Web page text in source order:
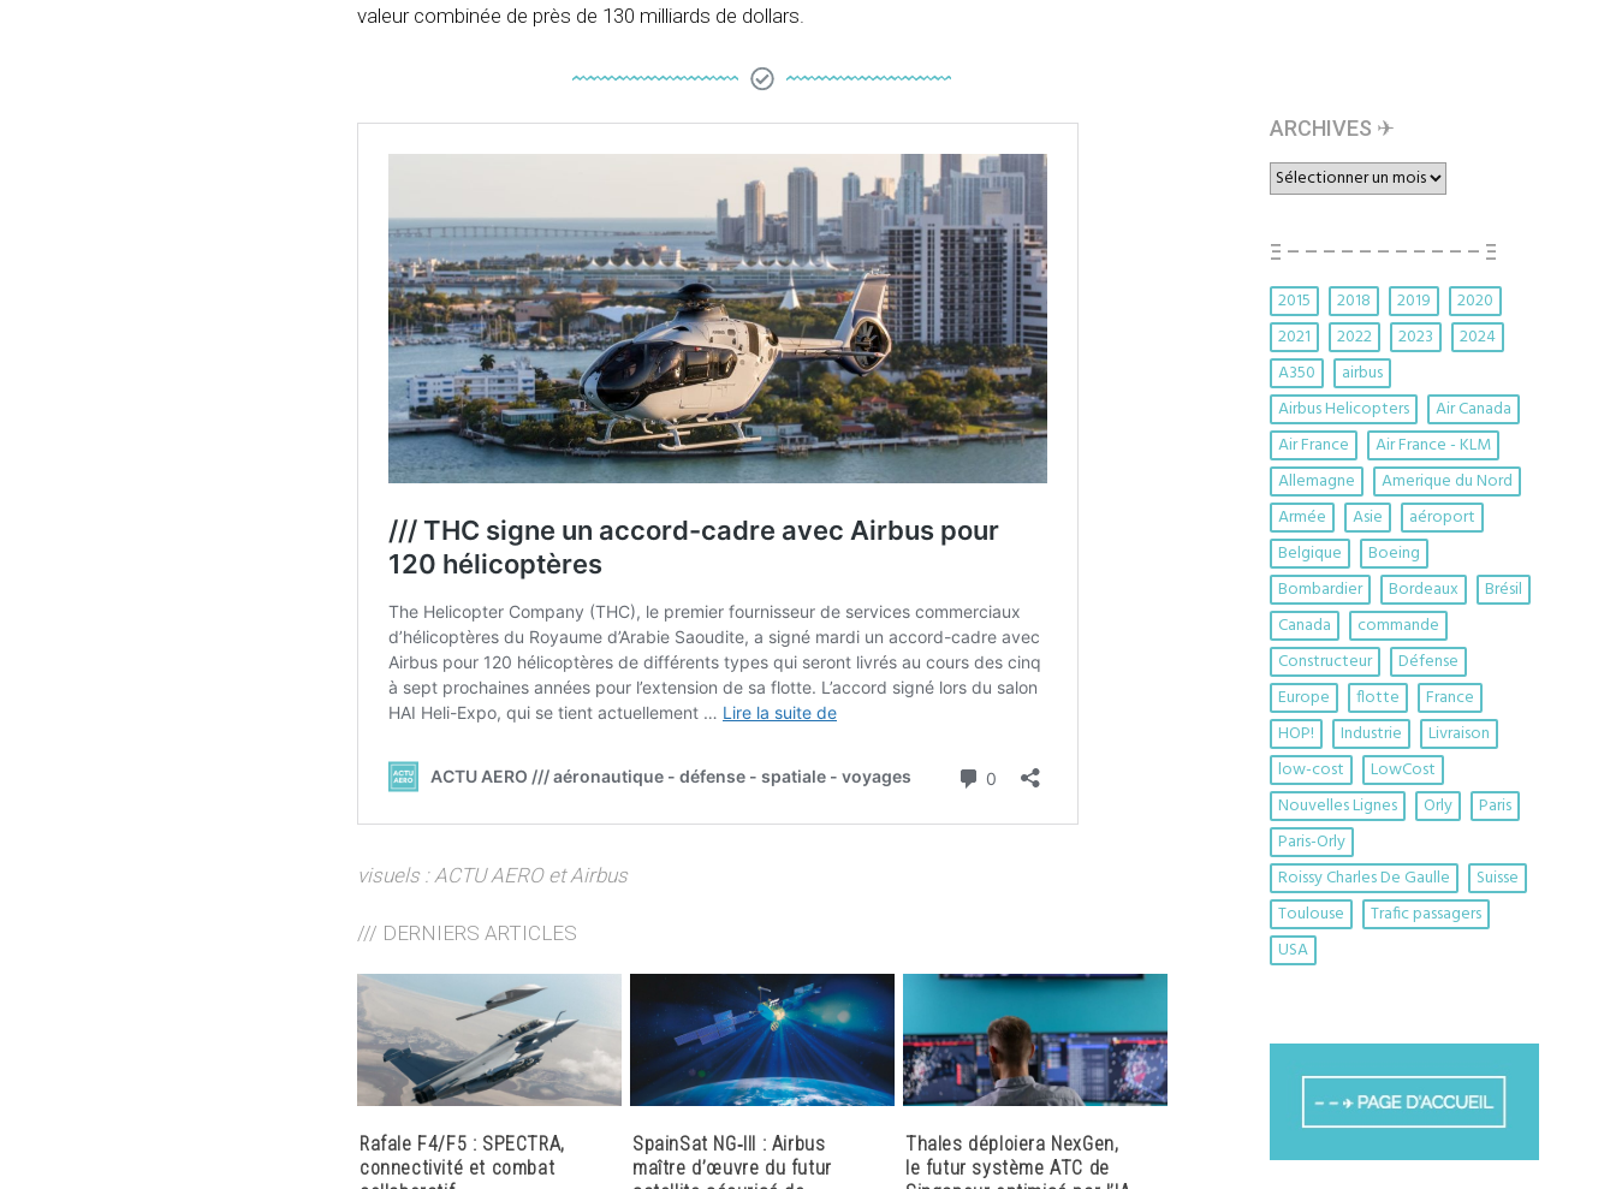
valeur combinée de près de 130 milliards de dollars.
visuels : ACTU AERO et Airbus
/// DERNIERS ARTICLES
Rafale F4/F5 : SPECTRA,
connectivité et combat
SpainSat NG‑III : Airbus
maître d’œuvre du futur
Thales déploiera NexGen,
le futur système ATC de
ARCHIVES ✈︎
ARCHIVES
✈︎
Ξ – – – – – – – – – – – Ξ
2015 2018 2019
2020
2021
2022 2023
2024
A350
airbus
Airbus Helicopters
Air Canada
Air France
Air France - KLM
Allemagne
Amerique du Nord
Armée
Asie
aéroport
Belgique
Boeing
Bombardier
Bordeaux
Brésil
Canada
commande
Constructeur
Défense
Europe
flotte
France
HOP!
Industrie
Livraison
low-cost
LowCost
Nouvelles Lignes
Orly
Paris
Paris-Orly
Roissy Charles De Gaulle
Suisse
Toulouse
Trafic passagers
USA